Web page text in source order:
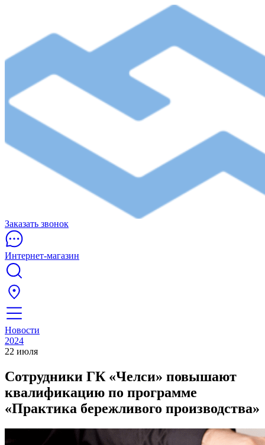
Заказать звонок
Интернет-магазин
Новости
2024
22 июля
Сотрудники ГК «Челси» повышают
квалификацию по программе
«Практика бережливого производства»